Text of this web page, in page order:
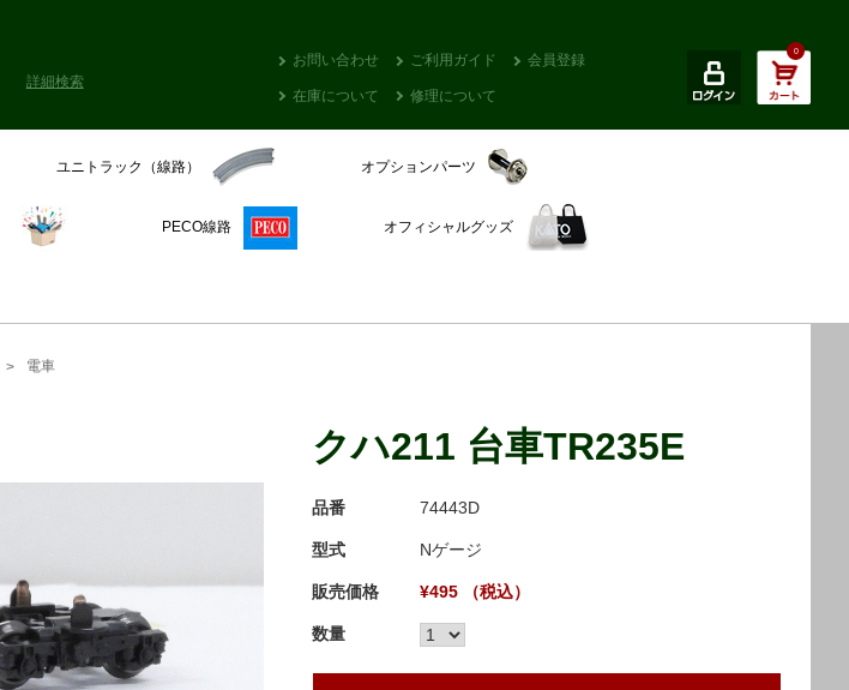
詳細検索
お問い合わせ ご利用ガイド 会員登録
在庫について 修理について
0
ユニトラック（線路） オプションパーツ
PECO線路 オフィシャルグッズ
電車
クハ211 台車TR235E
品番 74443D
型式 Nゲージ
販売価格 ¥495 （税込）
数量